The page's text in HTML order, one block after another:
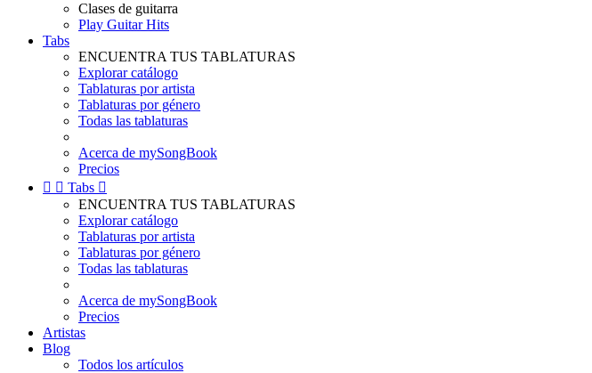
Clases de guitarra
Play Guitar Hits
Tabs
ENCUENTRA TUS TABLATURAS
Explorar catálogo
Tablaturas por artista
Tablaturas por género
Todas las tablaturas
Acerca de mySongBook
Precios
  Tabs 
ENCUENTRA TUS TABLATURAS
Explorar catálogo
Tablaturas por artista
Tablaturas por género
Todas las tablaturas
Acerca de mySongBook
Precios
Artistas
Blog
Todos los artículos